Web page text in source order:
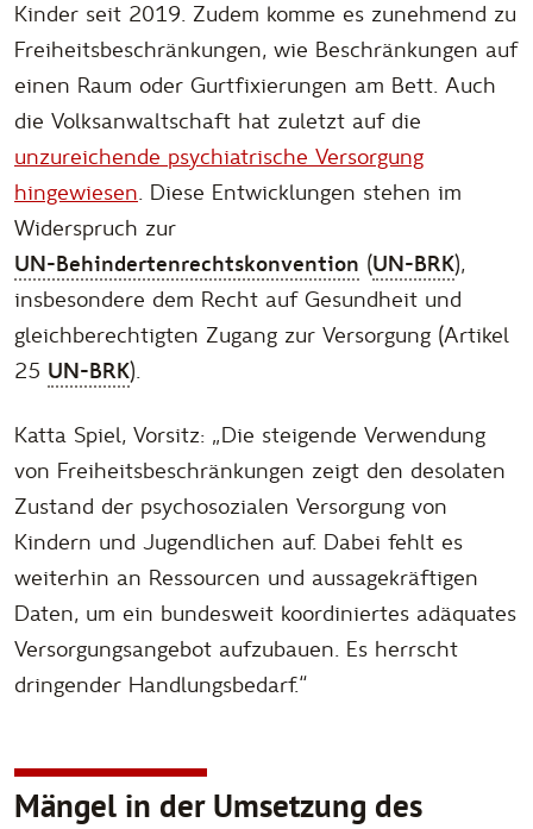
Kinder seit 2019. Zudem komme es zunehmend zu
Freiheitsbeschränkungen, wie Beschränkungen auf
einen Raum oder Gurtfixierungen am Bett. Auch
die Volksanwaltschaft hat zuletzt auf die
unzureichende psychiatrische Versorgung
hingewiesen. Diese Entwicklungen stehen im
Widerspruch zur
UN-Behindertenrechtskonvention (UN-BRK),
insbesondere dem Recht auf Gesundheit und
gleichberechtigten Zugang zur Versorgung (Artikel
25 UN-BRK).
Katta Spiel, Vorsitz: „Die steigende Verwendung
von Freiheitsbeschränkungen zeigt den desolaten
Zustand der psychosozialen Versorgung von
Kindern und Jugendlichen auf. Dabei fehlt es
weiterhin an Ressourcen und aussagekräftigen
Daten, um ein bundesweit koordiniertes adäquates
Versorgungsangebot aufzubauen. Es herrscht
dringender Handlungsbedarf.“
Mängel in der Umsetzung des